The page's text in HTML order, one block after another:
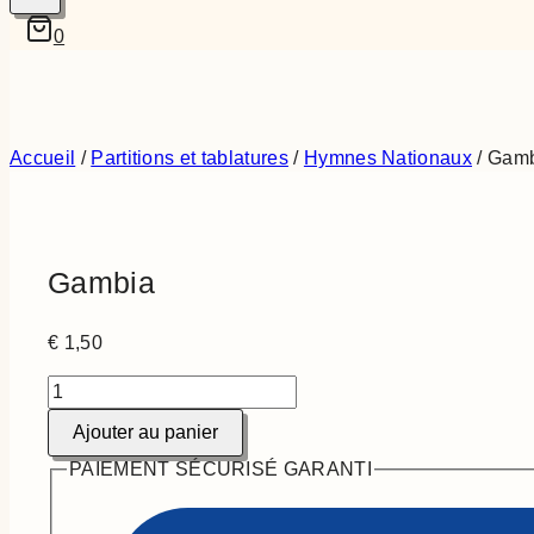
0
Accueil / Partitions et tablatures / Hymnes Nationaux /
Gambia
€ 1,50
quantité
de
Gambia
Ajouter au panier
PAIEMENT SÉCURISÉ GARANTI